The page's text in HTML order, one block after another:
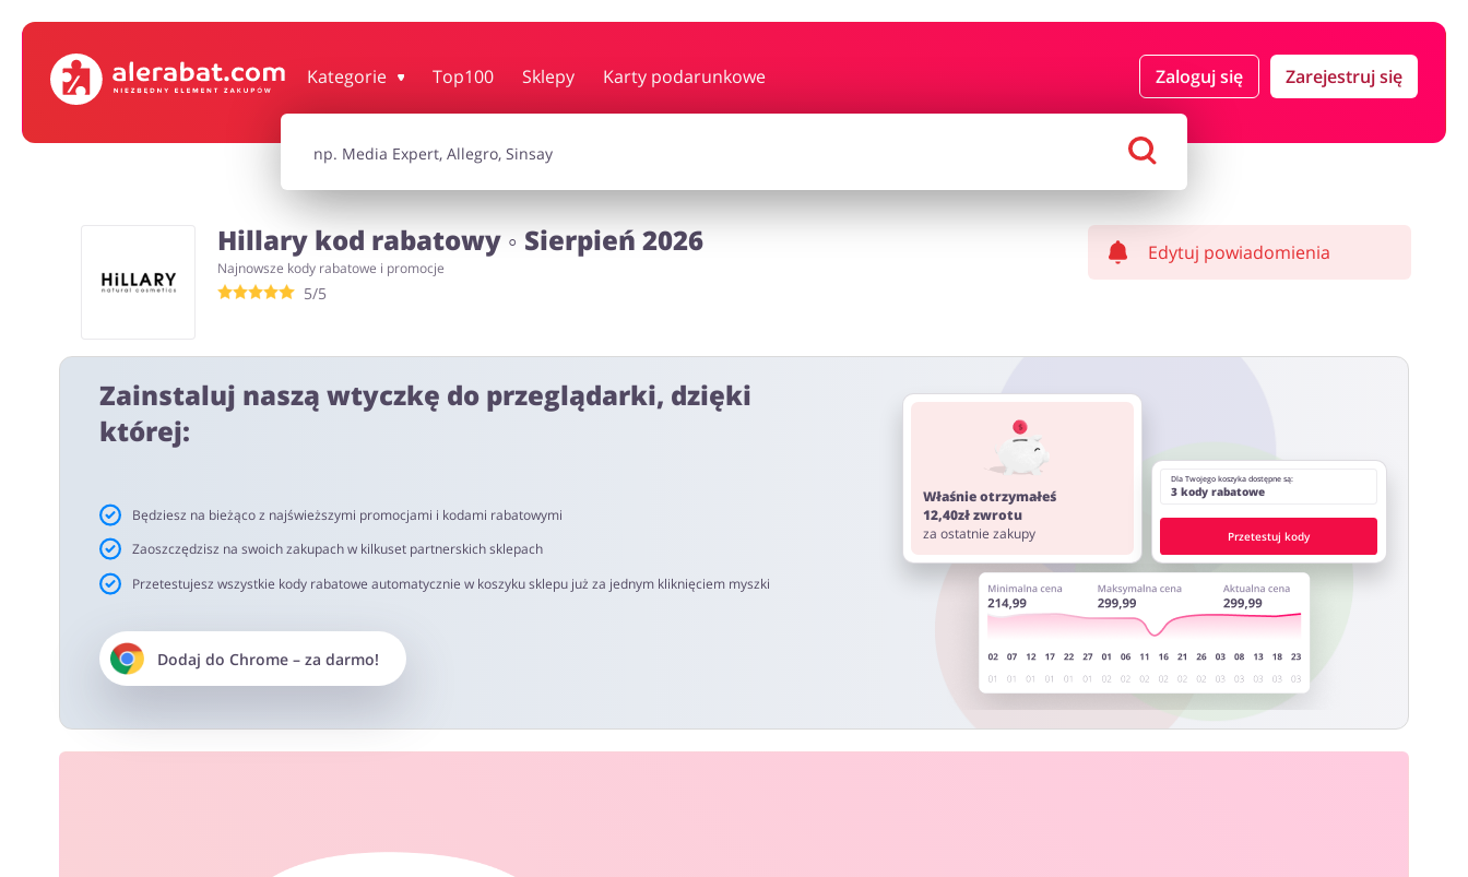
Kategorie Top100 Sklepy Karty podarunkowe Zaloguj się Zarejestruj się
Turystyka i Podróże Usługi Zdrowie i uroda
Hillary kod rabatowy ◦ Sierpień 2026
Najnowsze kody rabatowe i promocje
5/5
Edytuj powiadomienia
Zainstaluj naszą wtyczkę do przeglądarki, dzięki
której:
Będziesz na bieżąco z najświeższymi promocjami i kodami rabatowymi
Zaoszczędzisz na swoich zakupach w kilkuset partnerskich sklepach
Przetestujesz wszystkie kody rabatowe automatycznie w koszyku sklepu już za jednym kliknięciem myszki
Dodaj do Chrome– za darmo!
Właśnie otrzymałeś
12,40zł zwrotu
za ostatnie zakupy
Dla Twojego koszyka dostępne są:
3 kody rabatowe
Przetestuj kody